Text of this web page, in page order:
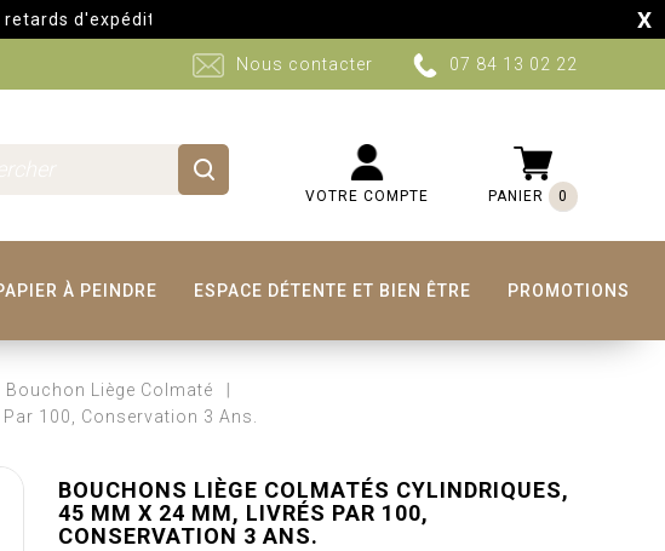
auront lieu sur certains produits du 10 au 30 Aout. Retour X
07 84 13 02 22
Nous contacter
PANIER 0
VOTRE COMPTE
À PEINDRE ESPACE DÉTENTE ET BIEN ÊTRE PROMOTIONS
Bouchon Liège Colmaté
100, Conservation 3 Ans.
BOUCHONS LIÈGE COLMATÉS CYLINDRIQUES,
45 MM X 24 MM, LIVRÉS PAR 100,
CONSERVATION 3 ANS.